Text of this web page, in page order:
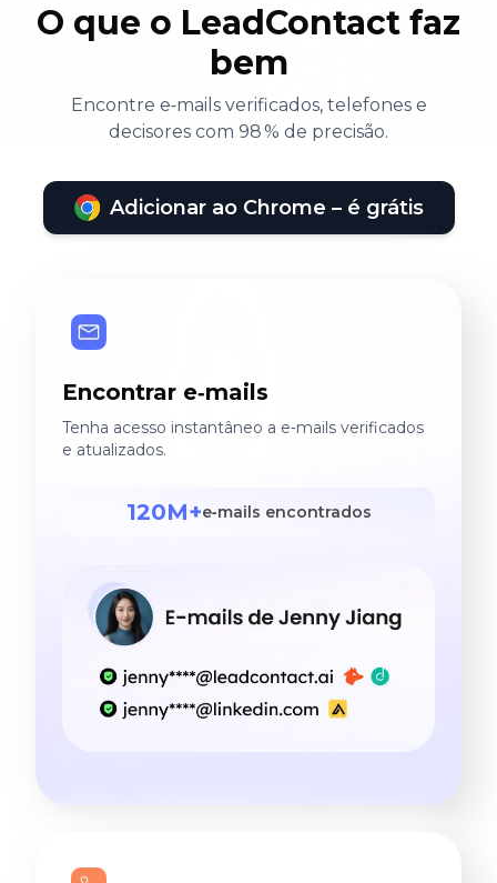
O que o LeadContact faz
bem
Encontre e‑mails verificados, telefones e
decisores com 98 % de precisão.
Adicionar ao Chrome – é grátis
Encontrar e‑mails
Tenha acesso instantâneo a e‑mails verificados
e atualizados.
120M+e‑mails encontrados